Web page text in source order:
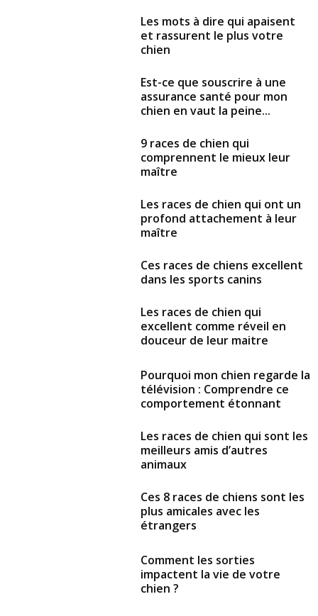
Les mots à dire qui apaisent
et rassurent le plus votre
chien
Est-ce que souscrire à une
assurance santé pour mon
chien en vaut la peine...
9 races de chien qui
comprennent le mieux leur
maître
Les races de chien qui ont un
profond attachement à leur
maître
Ces races de chiens excellent
dans les sports canins
Les races de chien qui
excellent comme réveil en
douceur de leur maitre
Pourquoi mon chien regarde la
télévision : Comprendre ce
comportement étonnant
Les races de chien qui sont les
meilleurs amis d’autres
animaux
Ces 8 races de chiens sont les
plus amicales avec les
étrangers
Comment les sorties
impactent la vie de votre
chien ?